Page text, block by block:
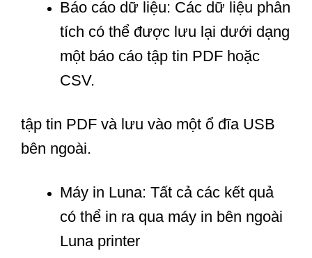
Báo cáo dữ liệu: Các dữ liệu phân
tích có thể được lưu lại dưới dạng
một báo cáo tập tin PDF hoặc
CSV.
tập tin PDF và lưu vào một ổ đĩa USB
bên ngoài.
Máy in Luna: Tất cả các kết quả
có thể in ra qua máy in bên ngoài
Luna printer